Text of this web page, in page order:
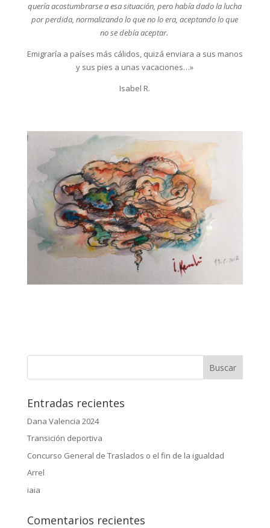
quería acostumbrarse a esa situación, pero había dado la lucha
por perdida, normalizando lo que no lo era, aceptando lo que
no se debía aceptar.
Emigraría a países más cálidos, quizá enviara a sus manos
y sus pies a unas vacaciones…»
Isabel R.
Entradas recientes
Dana Valencia 2024
Transición deportiva
Concurso General de Traslados o el fin de la igualdad
Arrel
iaia
Comentarios recientes